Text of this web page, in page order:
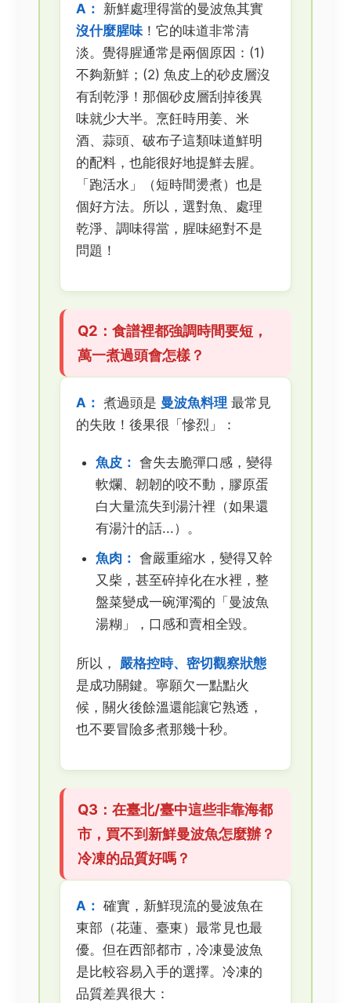
A： 新鮮處理得當的曼波魚其實
沒什麼腥味！它的味道非常清
淡。覺得腥通常是兩個原因：(1)
不夠新鮮；(2) 魚皮上的砂皮層沒
有刮乾淨！那個砂皮層刮掉後異
味就少大半。烹飪時用姜、米
酒、蒜頭、破布子這類味道鮮明
的配料，也能很好地提鮮去腥。
「跑活水」（短時間燙煮）也是
個好方法。所以，選對魚、處理
乾淨、調味得當，腥味絕對不是
問題！
Q2：食譜裡都強調時間要短，
萬一煮過頭會怎樣？
A： 煮過頭是 曼波魚料理 最常見
的失敗！後果很「慘烈」：
魚皮： 會失去脆彈口感，變得
軟爛、韌韌的咬不動，膠原蛋
白大量流失到湯汁裡（如果還
有湯汁的話...）。
魚肉： 會嚴重縮水，變得又幹
又柴，甚至碎掉化在水裡，整
盤菜變成一碗渾濁的「曼波魚
湯糊」，口感和賣相全毀。
所以， 嚴格控時、密切觀察狀態
是成功關鍵。寧願欠一點點火
候，關火後餘溫還能讓它熟透，
也不要冒險多煮那幾十秒。
Q3：在臺北/臺中這些非靠海都
市，買不到新鮮曼波魚怎麼辦？
冷凍的品質好嗎？
A： 確實，新鮮現流的曼波魚在
東部（花蓮、臺東）最常見也最
優。但在西部都市，冷凍曼波魚
是比較容易入手的選擇。冷凍的
品質差異很大：